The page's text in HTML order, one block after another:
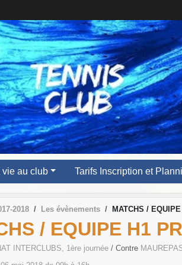
vie au club Tarifs Inscription et
2018 Les évènements MATCHS /
/ EQUIPE H1
INTERCLUBS, 1ère journée / Contre